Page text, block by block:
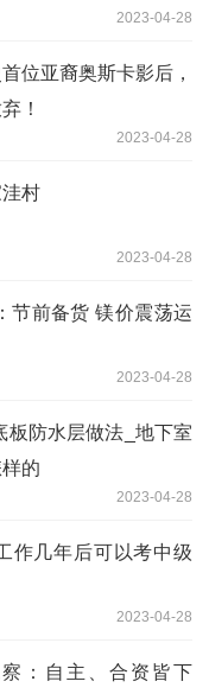
2023-04-28
位亚裔奥斯卡影后，
！
2023-04-28
村
2023-04-28
节前备货 镁价震荡运
2023-04-28
板防水层做法_地下室
的
2023-04-28
作几年后可以考中级
2023-04-28
：自主、合资皆下